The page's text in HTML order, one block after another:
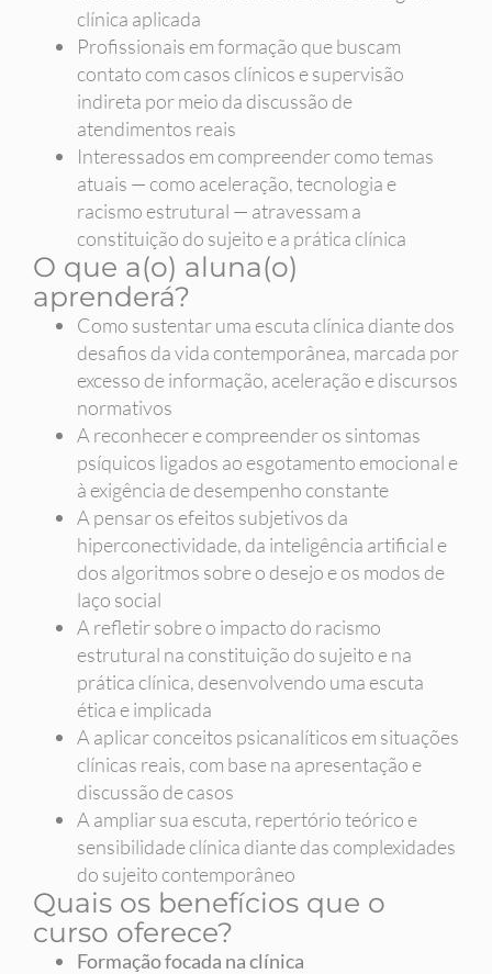
clínica aplicada
Profissionais em formação que buscam
contato com casos clínicos e supervisão
indireta por meio da discussão de
atendimentos reais
Interessados em compreender como temas
atuais — como aceleração, tecnologia e
racismo estrutural — atravessam a
constituição do sujeito e a prática clínica
O que a(o) aluna(o)
aprenderá?
Como sustentar uma escuta clínica diante dos
desafios da vida contemporânea, marcada por
excesso de informação, aceleração e discursos
normativos
A reconhecer e compreender os sintomas
psíquicos ligados ao esgotamento emocional e
à exigência de desempenho constante
A pensar os efeitos subjetivos da
hiperconectividade, da inteligência artificial e
dos algoritmos sobre o desejo e os modos de
laço social
A refletir sobre o impacto do racismo
estrutural na constituição do sujeito e na
prática clínica, desenvolvendo uma escuta
ética e implicada
A aplicar conceitos psicanalíticos em situações
clínicas reais, com base na apresentação e
discussão de casos
A ampliar sua escuta, repertório teórico e
sensibilidade clínica diante das complexidades
do sujeito contemporâneo
Quais os benefícios que o
curso oferece?
Formação focada na clínica